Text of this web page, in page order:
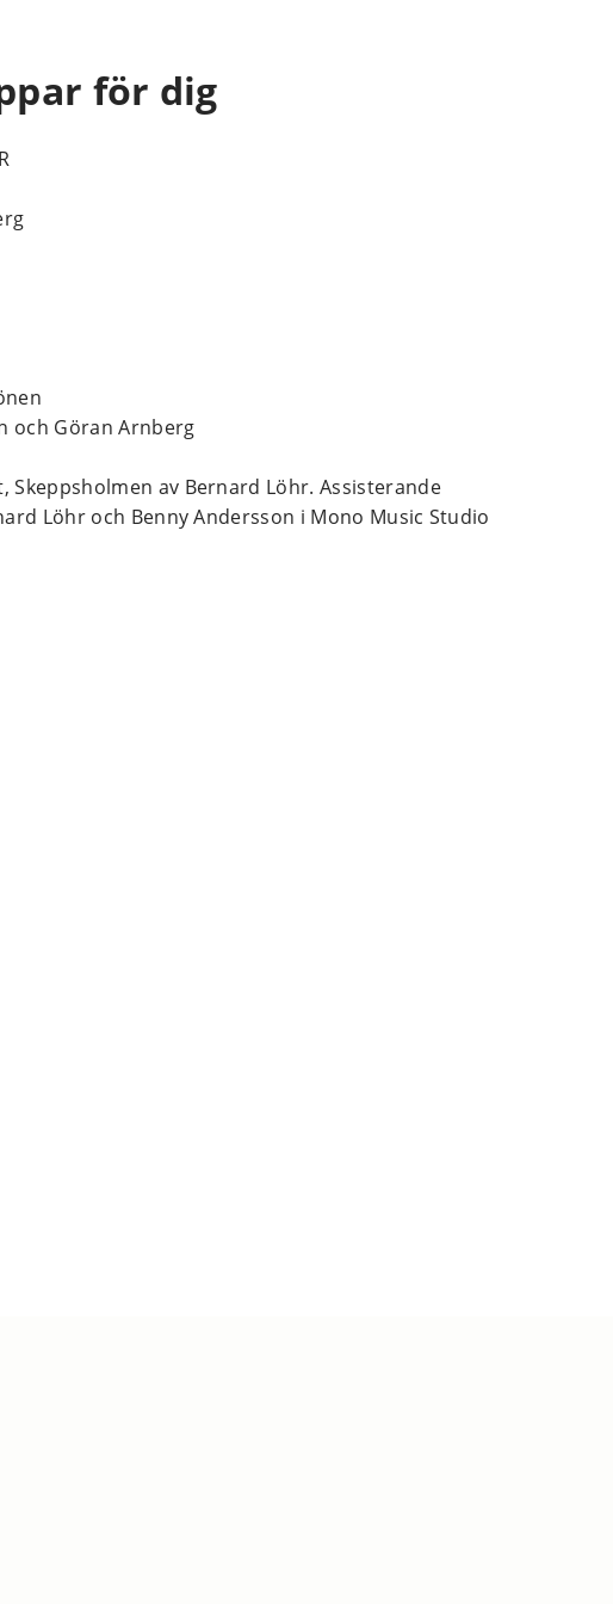
för dig
och Göran Arnberg
Skeppsholmen av Bernard Löhr. Assisterande
Löhr och Benny Andersson i Mono Music Studio